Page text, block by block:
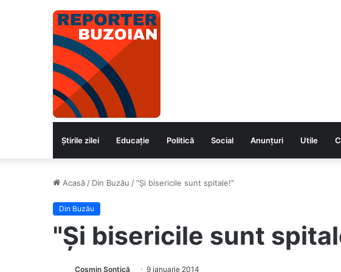
Știrile zilei Educaţie Politică Social Anunțuri Utile
Acasă / Din Buzău / "Și bisericile sunt spitale!"
Din Buzău
"Și bisericile sunt
Cosmin Șontică 9 ianuarie 2014